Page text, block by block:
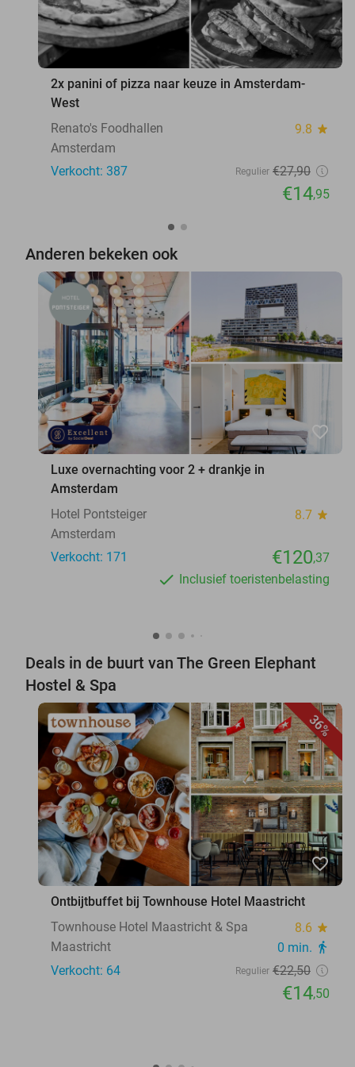
2x panini of pizza naar keuze in Amsterdam-
West
Renato's Foodhallen
9.8 star
Amsterdam
Verkocht: 387
Regulier €27,90
€14,95
Anderen bekeken ook
favorite_border
Luxe overnachting voor 2 + drankje in
Amsterdam
Hotel Pontsteiger
8.7 star
Amsterdam
Verkocht: 171
€120,37
Inclusief toeristenbelasting
Deals in de buurt van The Green Elephant
Hostel & Spa
36%
favorite_border
Ontbijtbuffet bij Townhouse Hotel Maastricht
Townhouse Hotel Maastricht & Spa
8.6 star
Maastricht 0 min. directions_walk
Verkocht: 64 Regulier €22,50
€14,50